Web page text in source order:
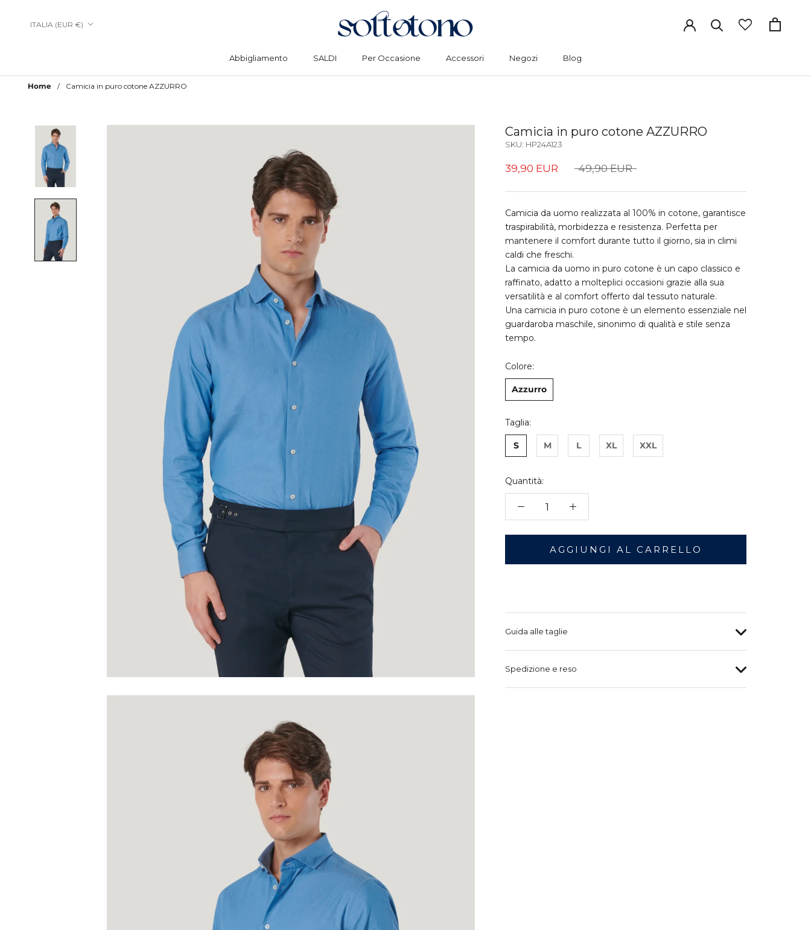
Abbigliamento
SALDI
Per Occasione
Accessori
Negozi
Blog
Paese/Area
ITALIA (EUR €)
Home Camicia in puro cotone AZZURRO
Camicia in puro cotone AZZURRO
SKU: HP24A123
39,90 EUR 49,90 EUR
Camicia da uomo realizzata al 100% in cotone, garantisce
traspirabilità, morbidezza e resistenza. Perfetta per
mantenere il comfort durante tutto il giorno, sia in climi
caldi che freschi.
La camicia da uomo in puro cotone è un capo classico e
raffinato, adatto a molteplici occasioni grazie alla sua
versatilità e al comfort offerto dal tessuto naturale.
Una camicia in puro cotone è un elemento essenziale nel
guardaroba maschile, sinonimo di qualità e stile senza
tempo.
Colore:
Azzurro
Taglia:
S M L XL XXL
Quantità:
AGGIUNGI AL CARRELLO
Guida alle taglie
Spedizione e reso